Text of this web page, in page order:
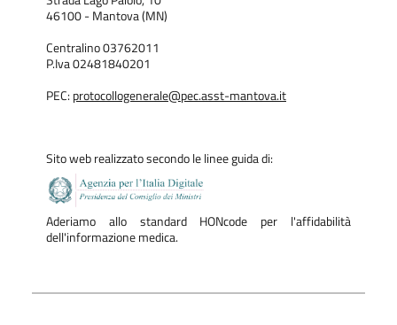
46100 - Mantova (MN)
Centralino 03762011
P.Iva 02481840201
PEC: protocollogenerale@pec.asst-mantova.it
Sito web realizzato secondo le linee guida di:
Aderiamo allo standard HONcode per l'affidabilità
dell'informazione medica.